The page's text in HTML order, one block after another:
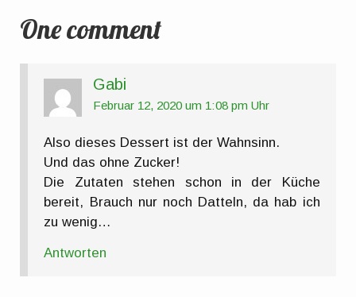
One comment
Gabi
Februar 12, 2020 um 1:08 pm Uhr
Also dieses Dessert ist der Wahnsinn.
Und das ohne Zucker!
Die Zutaten stehen schon in der Küche
bereit, Brauch nur noch Datteln, da hab ich
zu wenig…
Antworten